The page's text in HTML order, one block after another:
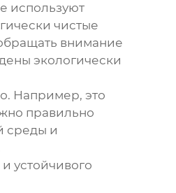
используют
чистые
внимание
экологически
Например, это
правильно
среды и
устойчивого